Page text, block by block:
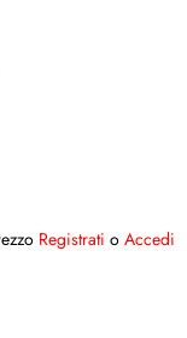
Registrati o Accedi